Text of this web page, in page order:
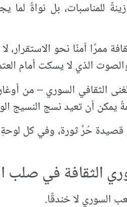
للمناسبات، بل نواةٌ لما
ممرًا آمنًا نحو
الذي لا يسكت أمام
الثقافي السوري – من
يمكن أن تعيد نسج النسيج
حُرٍّ ثورة، وفي كل
الثقافة في صلب
السوري لا خندقًا.